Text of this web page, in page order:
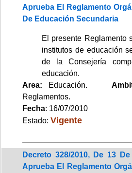
Aprueba El Reglamento
De Educación Secundaria
El presente Reglamento
institutos de educación
de la Consejería
educación.
Area: Educación.
Reglamentos.
Fecha: 16/07/2010
Estado: Vigente
Decreto 328/2010, De 13
Aprueba El Reglamento